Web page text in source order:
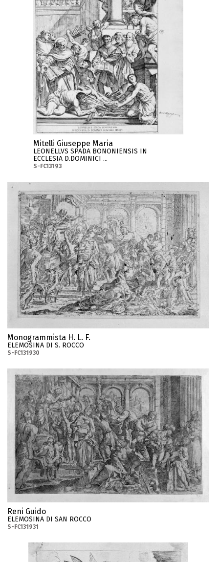
Mitelli Giuseppe Maria
LEONELLVS SPADA BONONIENSIS IN
ECCLESIA D.DOMINICI ...
S-FC13193
Monogrammista H. L. F.
ELEMOSINA DI S. ROCCO
S-FC131930
Reni Guido
ELEMOSINA DI SAN ROCCO
S-FC131931